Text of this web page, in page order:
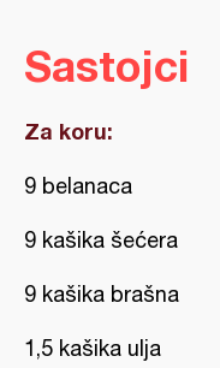
Sastojci
Za koru:
9 belanaca
9 kašika šećera
9 kašika brašna
1,5 kašika ulja